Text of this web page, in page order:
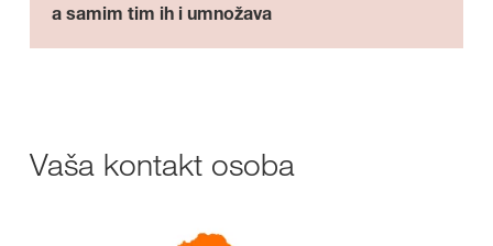
a samim tim ih i umnožava
Vaša kontakt osoba